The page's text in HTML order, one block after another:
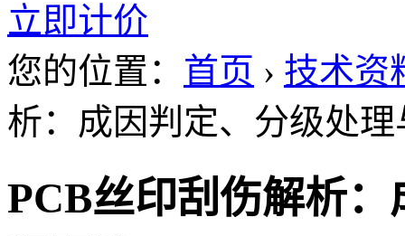
立即计价
您的位置： 首页 › 技术资
析：成因判定、分级处
PCB丝印刮伤解析